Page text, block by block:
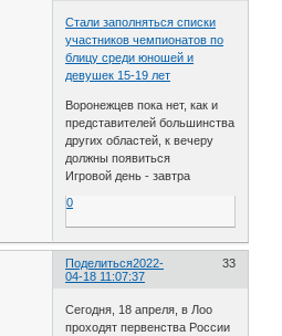
Стали заполняться списки
участников чемпионатов по
блицу среди юношей и
девушек 15-19 лет
Воронежцев пока нет, как и
представителей большинства
других областей, к вечеру
должны появиться
Игровой день - завтра
0
Поделиться 33
2022-
04-18 11:07:37
Сегодня, 18 апреля, в Лоо
проходят первенства России